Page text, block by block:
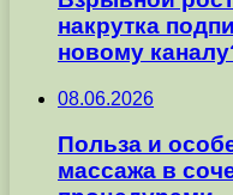
накрутка
новому
08.06.2026
Польза и
массажа в